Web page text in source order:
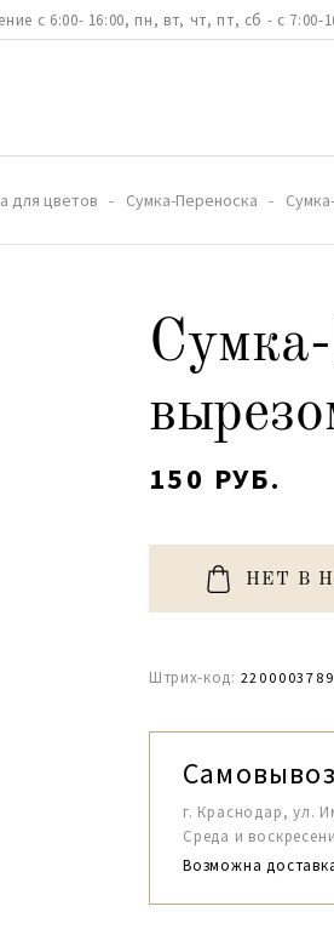
с 6:00- 16:00, пн, вт, чт, пт, сб - с 7:00-
для цветов Сумка-Переноска
150 РУБ.
НЕТ В
Штрих-код:
г. Краснодар, ул.
Среда и
Возможна